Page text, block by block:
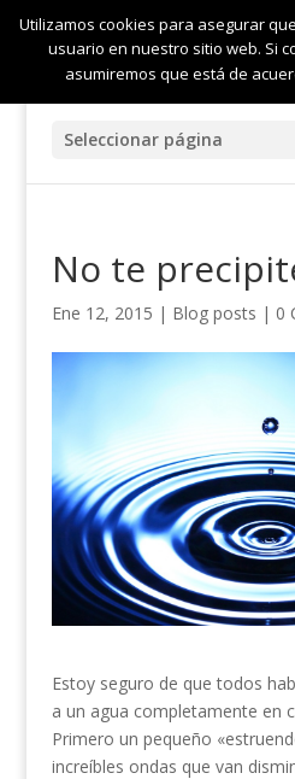
Seleccionar página
No te
Ene 12, 2015 | Blog posts | 0
Estoy seguro de que todos
a un agua completamente en
Primero un pequeño
increíbles ondas que van
Utilizamos cookies para asegurar
usuario en nuestro sitio web. Si
asumiremos que está de